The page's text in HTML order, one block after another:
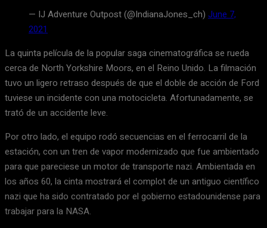
— IJ Adventure Outpost (@IndianaJones_ch) June 7,
2021
La quinta película de la popular saga cinematográfica se rueda
cerca de North Yorkshire Moors, en el Reino Unido. La filmación
tuvo un ligero retraso después de que el doble de acción de Ford
tuviese un incidente con una motocicleta. Afortunadamente, se
trató de un accidente leve.
Por otro lado, el equipo rodó secuencias en el ferrocarril de la
estación, con un tren de vapor modernizado que fue ambientado
para que pareciese un motor de transporte nazi. Ambientada en
los años 60, la cinta mostrará el complot de un antiguo científico
nazi que ha sido contratado por el gobierno estadounidense para
trabajar para la NASA.